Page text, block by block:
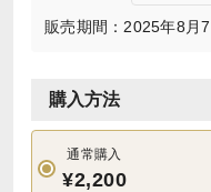
販売期間：2025年8月
購入方法
通常購入
¥2,200